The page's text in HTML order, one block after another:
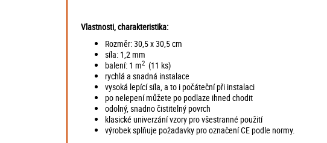
Vlastnosti, charakteristika:
Rozměr: 30,5 x 30,5 cm
síla: 1,2 mm
balení: 1 m2 (11 ks)
rychlá a snadná instalace
vysoká lepící síla, a to i počáteční při instalaci
po nelepení můžete po podlaze ihned chodit
odolný, snadno čistitelný povrch
klasické univerzání vzory pro všestranné použití
výrobek splňuje požadavky pro označení CE podle normy.